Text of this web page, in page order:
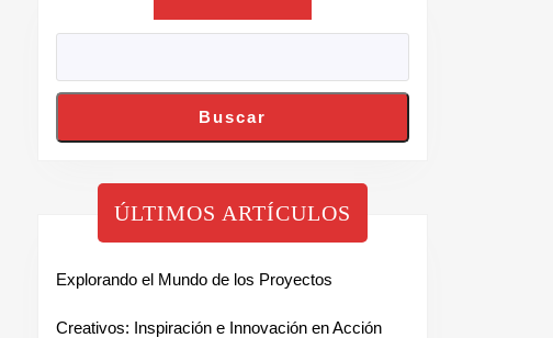
Buscar
ÚLTIMOS ARTÍCULOS
Explorando el Mundo de los Proyectos
Creativos: Inspiración e Innovación en Acción